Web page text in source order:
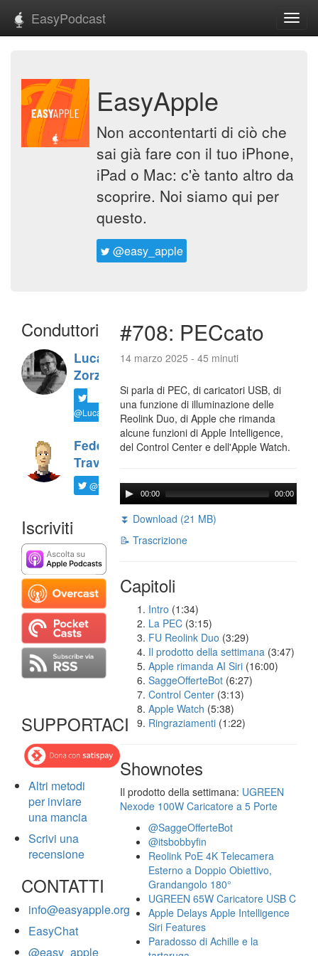
EasyPodcast
EasyApple
Non accontentarti di ciò che
sai già fare con il tuo iPhone,
iPad o Mac: c'è tanto altro da
scoprire. Noi siamo qui per
questo.
@easy_apple
Conduttori
Luca
Zorzi
@LucaTNT
Federico
Travaini
@ftrava
Iscriviti
SUPPORTACI
Altri metodi
per inviare
una mancia
Scrivi una
recensione
CONTATTI
info@easyapple.org
EasyChat
@easy_apple
#708: PECcato
14 marzo 2025 - 45 minuti
Si parla di PEC, di caricatori USB, di
una funzione di illuminazione delle
Reolink Duo, di Apple che rimanda
alcune funzioni di Apple Intelligence,
del Control Center e dell'Apple Watch.
00:00 00:00
⏬ Download (21 MB)
📝 Trascrizione
Capitoli
Intro (1:34)
La PEC (3:15)
FU Reolink Duo (3:29)
Il prodotto della settimana (3:47)
Apple rimanda AI Siri (16:00)
SaggeOfferteBot (6:27)
Control Center (3:13)
Apple Watch (5:38)
Ringraziamenti (1:22)
Shownotes
Il prodotto della settimana: UGREEN
Nexode 100W Caricatore a 5 Porte
@SaggeOfferteBot
@itsbobbyfin
Reolink PoE 4K Telecamera
Esterno a Doppio Obiettivo,
Grandangolo 180°
UGREEN 65W Caricatore USB C
Apple Delays Apple Intelligence
Siri Features
Paradosso di Achille e la